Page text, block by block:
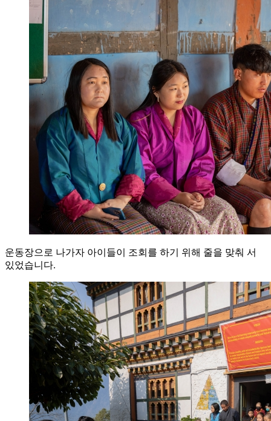
운동장으로 나가자 아이들이 조회를 하기 위해 줄을 맞춰 서
있었습니다.